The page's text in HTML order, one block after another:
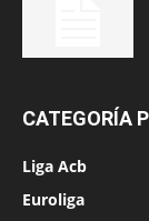
CATEGORÍA
Liga Acb
Euroliga